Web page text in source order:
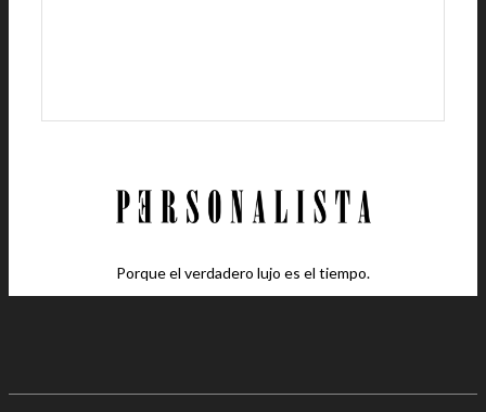
Porque el verdadero lujo es el tiempo.